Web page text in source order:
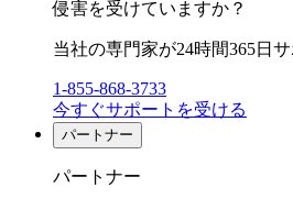
侵害を受けていますか？
当社の専門家が24時間365日サ
1-855-868-3733
今すぐサポートを受ける
パートナー
パートナー